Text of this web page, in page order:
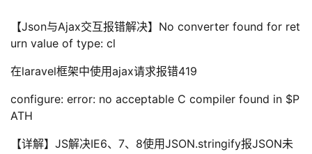
【Json与Ajax交互报错解决】No converter found for ret
urn value of type: cl
在laravel框架中使用ajax请求报错419
configure: error: no acceptable C compiler found in $P
ATH
【详解】JS解决IE6、7、8使用JSON.stringify报JSON未